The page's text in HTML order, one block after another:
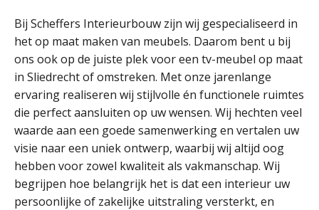
Bij Scheffers Interieurbouw zijn wij gespecialiseerd in
het op maat maken van meubels. Daarom bent u bij
ons ook op de juiste plek voor een tv-meubel op maat
in Sliedrecht of omstreken. Met onze jarenlange
ervaring realiseren wij stijlvolle én functionele ruimtes
die perfect aansluiten op uw wensen. Wij hechten veel
waarde aan een goede samenwerking en vertalen uw
visie naar een uniek ontwerp, waarbij wij altijd oog
hebben voor zowel kwaliteit als vakmanschap. Wij
begrijpen hoe belangrijk het is dat een interieur uw
persoonlijke of zakelijke uitstraling versterkt, en